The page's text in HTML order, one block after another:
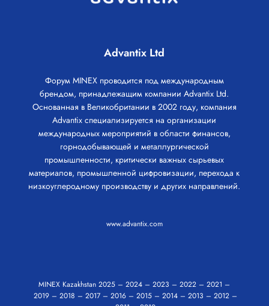
Advantix Ltd
Форум MINEX проводится под международным
брендом, принадлежащим компании Advantix Ltd.
Основанная в Великобритании в 2002 году, компания
Advantix специализируется на организации
международных мероприятий в области финансов,
горнодобывающей и металлургической
промышленности, критически важных сырьевых
материалов, промышленной цифровизации, перехода к
низкоуглеродному производству и других направлений.
www.advantix.com
MINEX Kazakhstan2025 –2024 –2023 –2022 –2021 –
2019 –2018 –2017 –2016 –2015 –2014 –2013 –2012 –